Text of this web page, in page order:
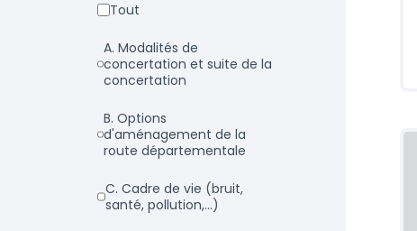
Tout
a. Modalités de
concertation et suite de la
concertation
b. Options
d'aménagement de la
route départementale
c. Cadre de vie (bruit,
santé, pollution,...)